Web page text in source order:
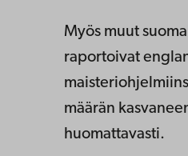
Myös muut
raportoivat
määrän
huomattavasti.